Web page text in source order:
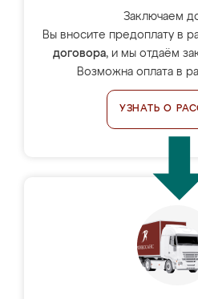
Заключаем
Вы вносите предоплату в
договора, и мы отдаём
Возможна оплата в
УЗНАТЬ О